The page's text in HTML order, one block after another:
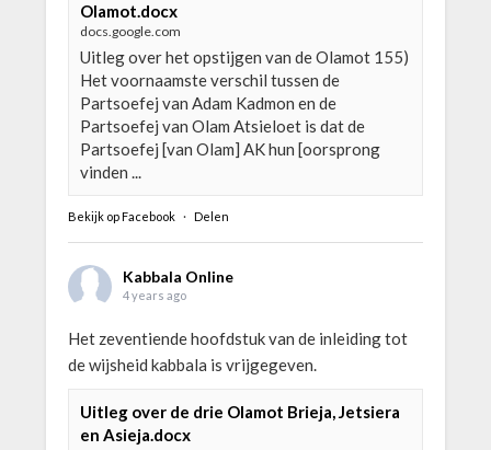
Olamot.docx
docs.google.com
Uitleg over het opstijgen van de Olamot 155)
Het voornaamste verschil tussen de
Partsoefej van Adam Kadmon en de
Partsoefej van Olam Atsieloet is dat de
Partsoefej [van Olam] AK hun [oorsprong
vinden ...
Bekijk op Facebook · Delen
Kabbala Online
4 years ago
Het zeventiende hoofdstuk van de inleiding tot
de wijsheid kabbala is vrijgegeven.
Uitleg over de drie Olamot Brieja, Jetsiera
en Asieja.docx